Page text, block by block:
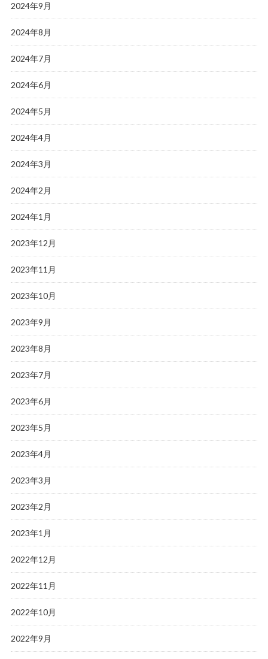
2024年9月
2024年8月
2024年7月
2024年6月
2024年5月
2024年4月
2024年3月
2024年2月
2024年1月
2023年12月
2023年11月
2023年10月
2023年9月
2023年8月
2023年7月
2023年6月
2023年5月
2023年4月
2023年3月
2023年2月
2023年1月
2022年12月
2022年11月
2022年10月
2022年9月